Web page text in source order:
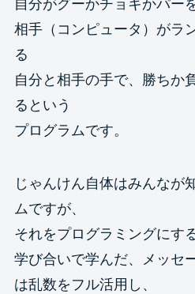
自分がグーかチョキかパー
相手（コンピュータ）がラ
る
自分と相手の手で、勝ちか
るという
プログラムです。
じゃんけん自体はみんなが
ムですが、
それをプログラミングにす
学び合いで学んだ、メッセ
は乱数をフル活用し、